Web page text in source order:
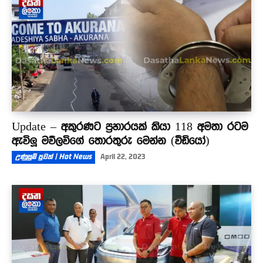
Update – අකුරණට ප්‍රහාරයක් කියා 118 අමතා රටම
ඇවිලූ මව්ලවිගේ තොරතුරු මෙන්න (වීඩියෝ)
උණුසුම් පුවත් | Hot News April 22, 2023